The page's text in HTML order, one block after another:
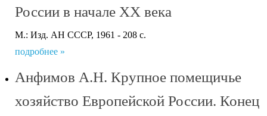
России в начале XX века
М.: Изд. АН СССР, 1961 - 208 с.
подробнее »
Анфимов А.Н. Крупное помещичье
хозяйство Европейской России. Конец